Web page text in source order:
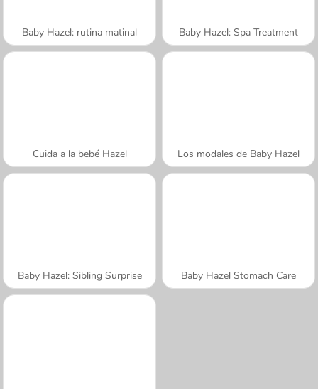
Baby Hazel: rutina matinal Baby Hazel: Spa Treatment
Cuida a la bebé Hazel Los modales de Baby Hazel
Baby Hazel: Sibling Surprise Baby Hazel Stomach Care